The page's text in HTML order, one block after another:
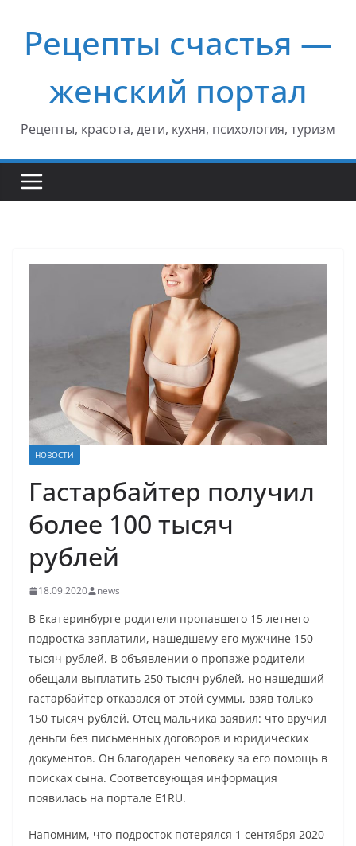
содержимому
Рецепты счастья —
женский портал
Рецепты, красота, дети, кухня, психология, туризм
НОВОСТИ
Гастарбайтер получил
более 100 тысяч
рублей
18.09.2020 news
В Екатеринбурге родители пропавшего 15 летнего
подростка заплатили, нашедшему его мужчине 150
тысяч рублей. В объявлении о пропаже родители
обещали выплатить 250 тысяч рублей, но нашедший
гастарбайтер отказался от этой суммы, взяв только
150 тысяч рублей. Отец мальчика заявил: что вручил
деньги без письменных договоров и юридических
документов. Он благодарен человеку за его помощь в
поисках сына. Соответсвующая информация
появилась на портале E1RU.
Напомним, что подросток потерялся 1 сентября 2020